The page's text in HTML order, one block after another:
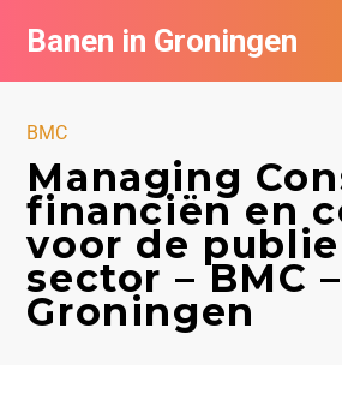
Banen in Groningen
BMC
Managing
financiën en
voor de
sector – BMC –
Groningen
Vacatures per bedrijf
Nieuwsbrief feed